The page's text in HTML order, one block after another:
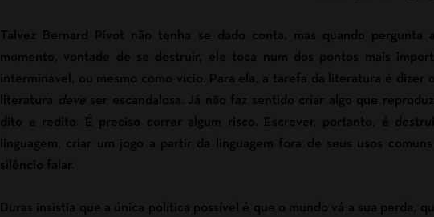
Talvez Bernard Pivot não tenha se dado conta, mas quando
momento, vontade de se destruir, ele toca num dos pontos mais
interminável, ou mesmo como vício. Para ela, a tarefa da literatura é dizer
literatura deveser escandalosa. Já não faz sentido criar algo que
dito e redito. É preciso correr algum risco. Escrever, portanto, é
linguagem, criar um jogo a partir da linguagem fora de seus usos
silêncio falar.
Duras insistia que a única política possível é que o mundo vá a sua perda,